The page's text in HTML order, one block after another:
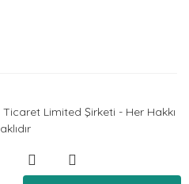
Limited Şirketi - Her Hakkı